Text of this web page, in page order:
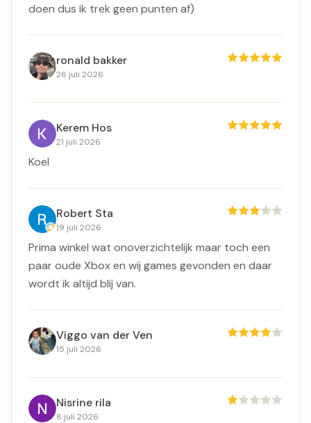
doen dus ik trek geen punten af)
ronald bakker
26 juli 2026
Kerem Hos
21 juli 2026
Koel
Robert Sta
19 juli 2026
Prima winkel wat onoverzichtelijk maar toch een
paar oude Xbox en wij games gevonden en daar
wordt ik altijd blij van.
Viggo van der Ven
15 juli 2026
Nisrine rila
8 juli 2026